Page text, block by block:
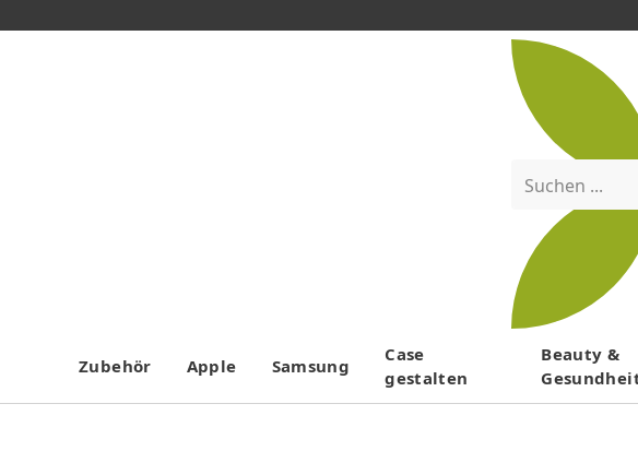
Menü
Suchen ...
Zubehör Apple Samsung
Case
gestalten
Beauty &